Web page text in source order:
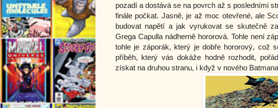
pozadí a dostává se na povrch až s posledními
finále počkat. Jasně, je až moc otevřené, ale
budovat napětí a jak vyrukovat se skutečně
Grega Capulla nádherně hororová. Tohle není
tohle je záporák, který je dobře hororový, což
příběh, který vás dokáže hodně rozhodit,
získat na druhou stranu, i když v nového